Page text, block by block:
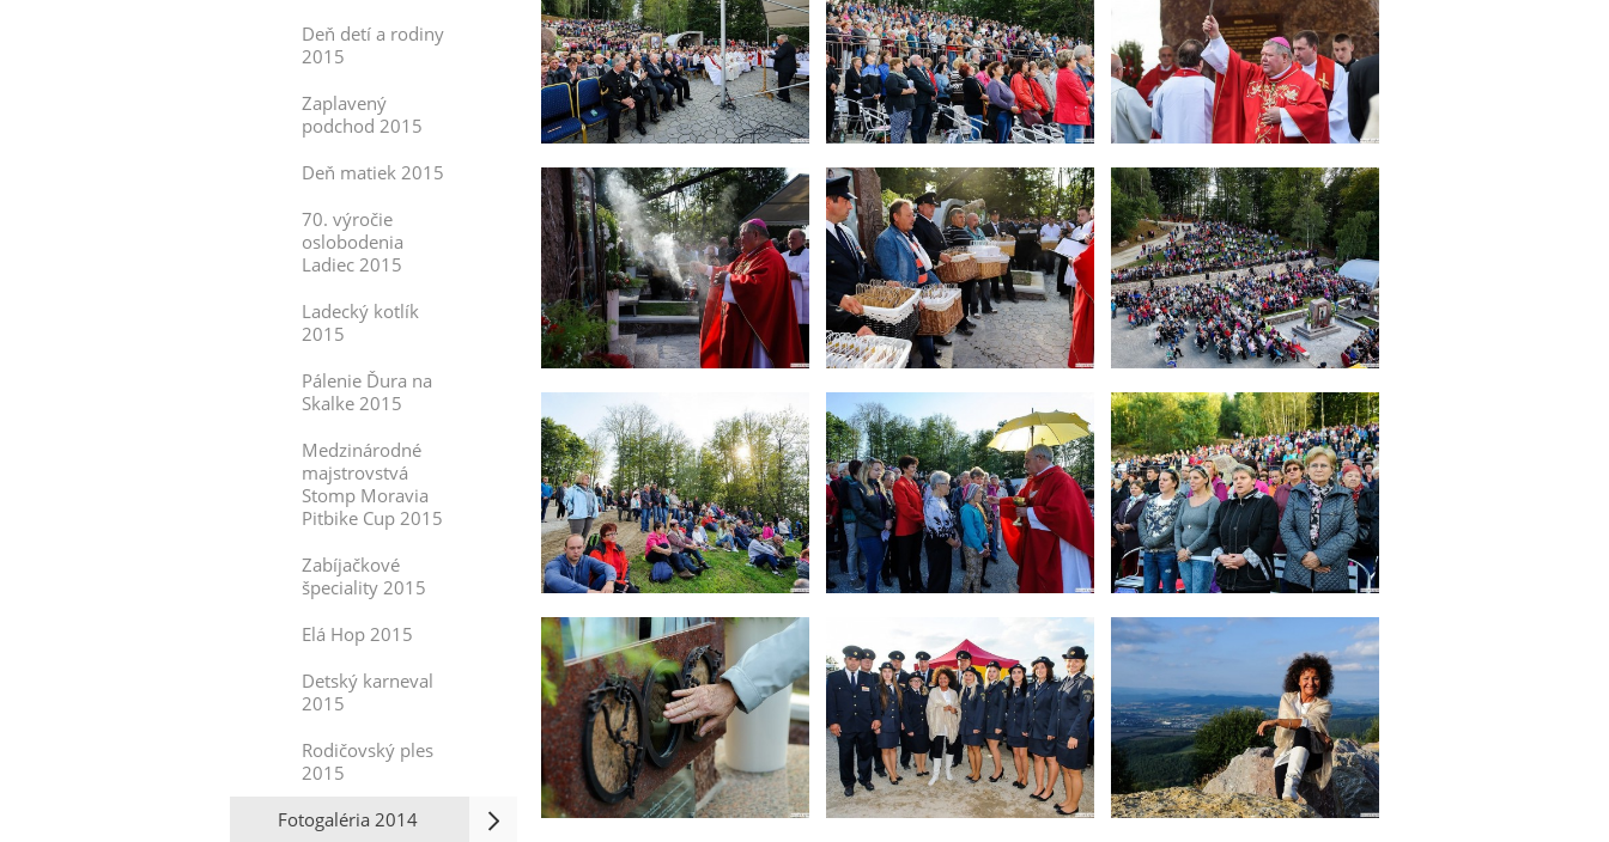
Deň detí a rodiny
2015
Zaplavený
podchod 2015
Deň matiek 2015
70. výročie
oslobodenia
Ladiec 2015
Ladecký kotlík
2015
Pálenie Ďura na
Skalke 2015
Medzinárodné
majstrovstvá
Stomp Moravia
Pitbike Cup 2015
Zabíjačkové
špeciality 2015
Elá Hop 2015
Detský karneval
2015
Rodičovský ples
2015
Fotogaléria 2014